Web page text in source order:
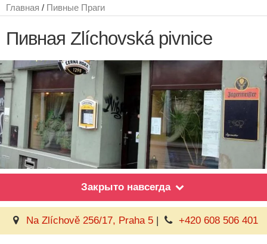
Главная / Пивные Праги
Пивная Zlíchovská pivnice
Закрыто навсегда
Na Zlíchově 256/17, Praha 5 | +420 608 506 401